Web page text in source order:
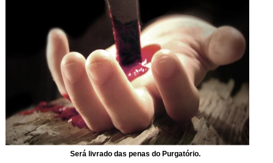
Será livrado das penas do Purgatório.